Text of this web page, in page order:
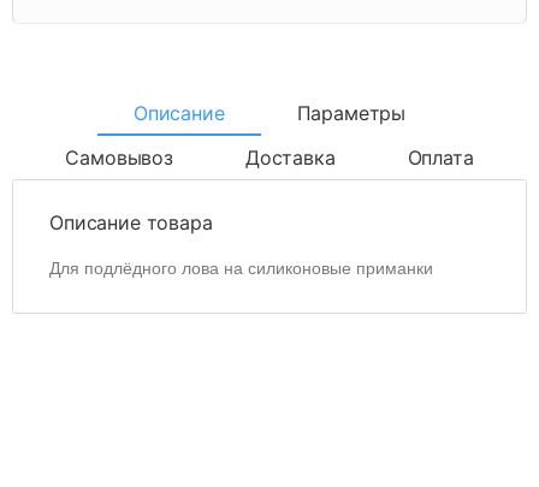
Описание
Параметры
Самовывоз
Доставка Оплата
Описание товара
Для подлёдного лова на силиконовые приманки